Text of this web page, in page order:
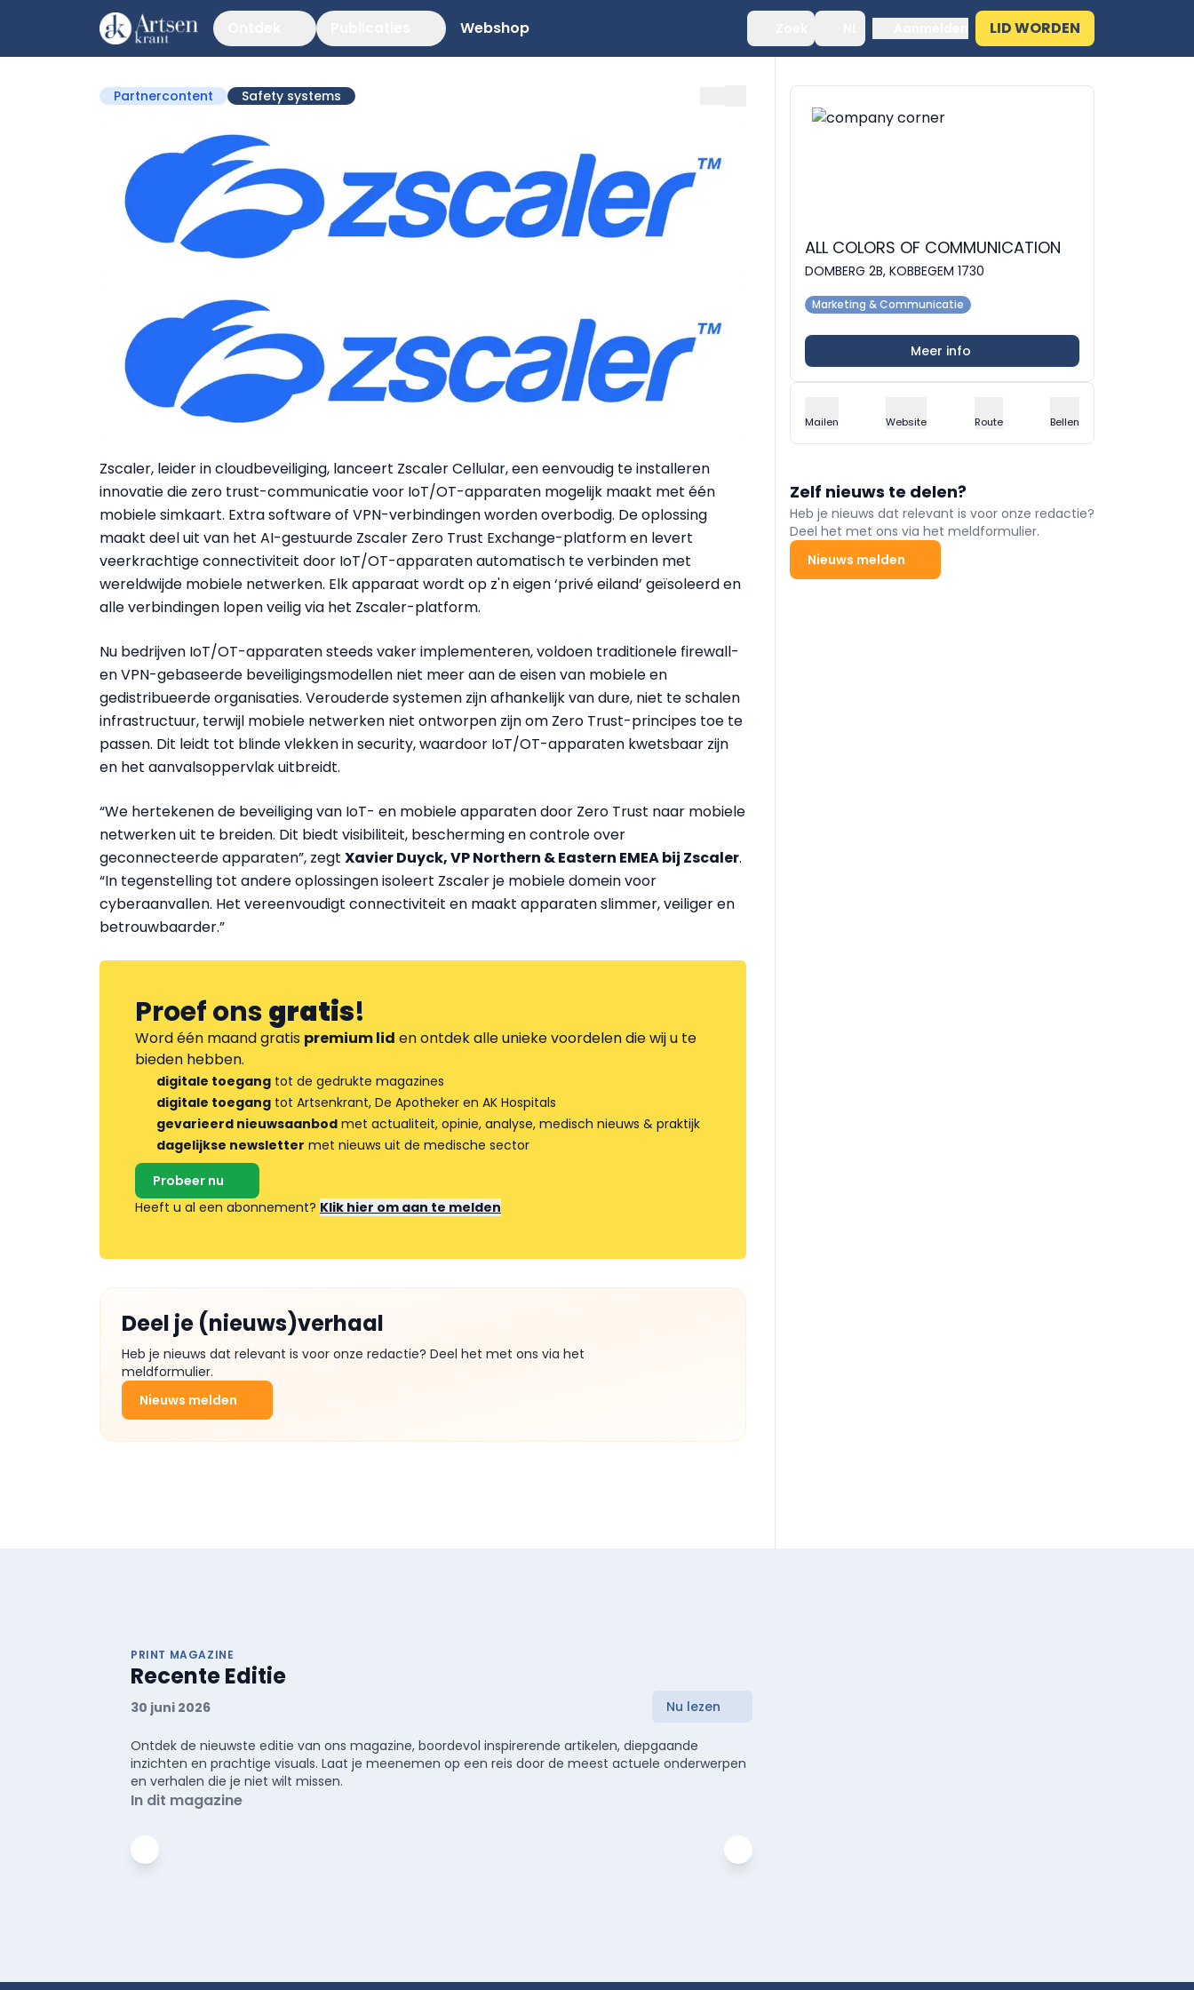
Webshop LID WORDEN
Partnercontent Safety systems
Zscaler, leider in cloudbeveiliging, lanceert Zscaler Cellular, een eenvoudig te installeren
innovatie die zero trust-communicatie voor IoT/OT-apparaten mogelijk maakt met één
mobiele simkaart. Extra software of VPN-verbindingen worden overbodig. De oplossing
maakt deel uit van het AI-gestuurde Zscaler Zero Trust Exchange-platform en levert
veerkrachtige connectiviteit door IoT/OT-apparaten automatisch te verbinden met
wereldwijde mobiele netwerken. Elk apparaat wordt op z'n eigen ‘privé eiland’ geïsoleerd en
alle verbindingen lopen veilig via het Zscaler-platform.
Nu bedrijven IoT/OT-apparaten steeds vaker implementeren, voldoen traditionele firewall-
en VPN-gebaseerde beveiligingsmodellen niet meer aan de eisen van mobiele en
gedistribueerde organisaties. Verouderde systemen zijn afhankelijk van dure, niet te schalen
infrastructuur, terwijl mobiele netwerken niet ontworpen zijn om Zero Trust-principes toe te
passen. Dit leidt tot blinde vlekken in security, waardoor IoT/OT-apparaten kwetsbaar zijn
en het aanvalsoppervlak uitbreidt.
“We hertekenen de beveiliging van IoT- en mobiele apparaten door Zero Trust naar mobiele
netwerken uit te breiden. Dit biedt visibiliteit, bescherming en controle over
geconnecteerde apparaten”, zegt Xavier Duyck, VP Northern & Eastern EMEA bij Zscaler.
“In tegenstelling tot andere oplossingen isoleert Zscaler je mobiele domein voor
cyberaanvallen. Het vereenvoudigt connectiviteit en maakt apparaten slimmer, veiliger en
betrouwbaarder.”
Proef onsgratis!
Word één maand gratis premium lid en ontdek alle unieke voordelen die wij u te
bieden hebben.
digitale toegang tot de gedrukte magazines
digitale toegang tot Artsenkrant, De Apotheker en AK Hospitals
gevarieerd nieuwsaanbod met actualiteit, opinie, analyse, medisch nieuws & praktijk
dagelijkse newsletter met nieuws uit de medische sector
Probeer nu
Heeft u al een abonnement? Klik hier om aan te melden
Deel je (nieuws)verhaal
Heb je nieuws dat relevant is voor onze redactie? Deel het met ons via het
meldformulier.
Nieuws melden
ALL COLORS OF COMMUNICATION
DOMBERG 2B, KOBBEGEM 1730
Marketing & Communicatie
Meer info
Mailen Website Route Bellen
Zelf nieuws te delen?
Heb je nieuws dat relevant is voor onze redactie?
Deel het met ons via het meldformulier.
Nieuws melden
PRINT MAGAZINE
Recente Editie
30 juni 2026 Nu lezen
Ontdek de nieuwste editie van ons magazine, boordevol inspirerende artikelen, diepgaande
inzichten en prachtige visuals. Laat je meenemen op een reis door de meest actuele onderwerpen
en verhalen die je niet wilt missen.
In dit magazine